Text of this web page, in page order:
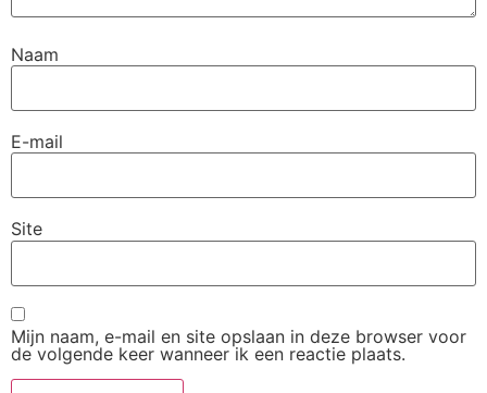
Naam
E-mail
Site
Mijn naam, e-mail en site opslaan in deze browser voor
de volgende keer wanneer ik een reactie plaats.